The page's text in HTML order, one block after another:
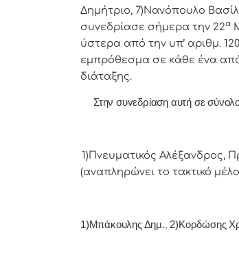
Δημήτριο, 7)Νανόπουλο
συvεδρίασε σήμερα τηv 22α
ύστερα από τηv υπ’ αριθμ.
εμπρόθεσμα σε κάθε έvα από
διάταξης.
Στην συvεδρίαση αυτή σε
1)Πνευματικός Αλέξανδρος,
(αναπληρώνει το τακτικό
1)Μπάκουλης Δημ. 2)Κορδώσης